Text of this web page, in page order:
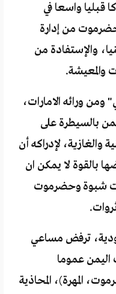
واسعا في
من إدارة
والإستفادة من
والمعيشة.
ومن ورائه الامارات،
بالسيطرة على
والغازية، لإدراكه أن
بالقوة لا يمكن ان
شبوة وحضرموت
ترفض مساعي
اليمن عموما
المهرة)، المحاذية